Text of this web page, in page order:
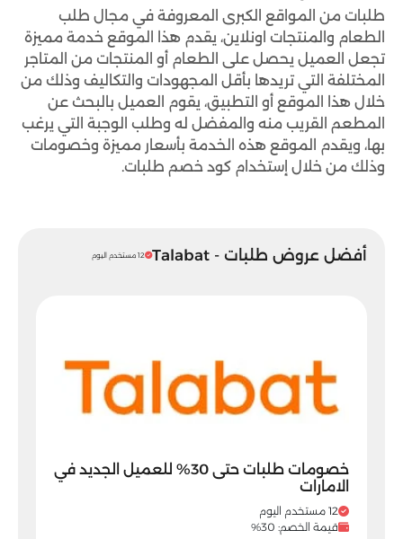
طلبات من المواقع الكبرى المعروفة في مجال طلب
الطعام والمنتجات اونلاين، يقدم هذا الموقع خدمة مميزة
تجعل العميل يحصل على الطعام أو المنتجات من المتاجر
المختلفة التي تريدها بأقل المجهودات والتكاليف وذلك من
خلال هذا الموقع أو التطبيق، يقوم العميل بالبحث عن
المطعم القريب منه والمفضل له وطلب الوجبة التي يرغب
بها، ويقدم الموقع هذه الخدمة بأسعار مميزة وخصومات
وذلك من خلال إستخدام كود خصم طلبات.
أفضل عروض طلبات - Talabat 12 مستخدم اليوم
خصومات طلبات حتى 30% للعميل الجديد في
الامارات
12 مستخدم اليوم
قيمة الخصم: 30%